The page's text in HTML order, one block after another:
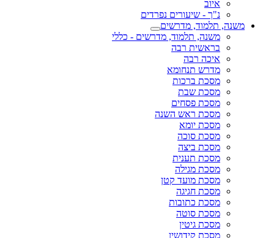
איוב
נ"ך - שיעורים נפרדים
משנה, תלמוד, מדרשים
משנה, תלמוד, מדרשים - כללי
בראשית רבה
איכה רבה
מדרש תנחומא
מסכת ברכות
מסכת שבת
מסכת פסחים
מסכת ראש השנה
מסכת יומא
מסכת סוכה
מסכת ביצה
מסכת תענית
מסכת מגילה
מסכת מועד קטן
מסכת חגיגה
מסכת כתובות
מסכת סוטה
מסכת גיטין
מסכת קידושין